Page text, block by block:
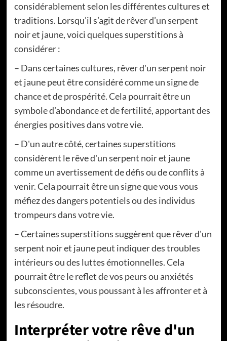
considérablement selon les différentes cultures et
traditions. Lorsqu’il s’agit de rêver d’un serpent
noir et jaune, voici quelques superstitions à
considérer :
– Dans certaines cultures, rêver d'un serpent noir
et jaune peut être considéré comme un signe de
chance et de prospérité. Cela pourrait être un
symbole d’abondance et de fertilité, apportant des
énergies positives dans votre vie.
– D'un autre côté, certaines superstitions
considèrent le rêve d'un serpent noir et jaune
comme un avertissement de défis ou de conflits à
venir. Cela pourrait être un signe que vous vous
méfiez des dangers potentiels ou des individus
trompeurs dans votre vie.
– Certaines superstitions suggèrent que rêver d'un
serpent noir et jaune peut indiquer des troubles
intérieurs ou des luttes émotionnelles. Cela
pourrait être le reflet de vos peurs ou anxiétés
subconscientes, vous poussant à les affronter et à
les résoudre.
Interpréter votre rêve d'un